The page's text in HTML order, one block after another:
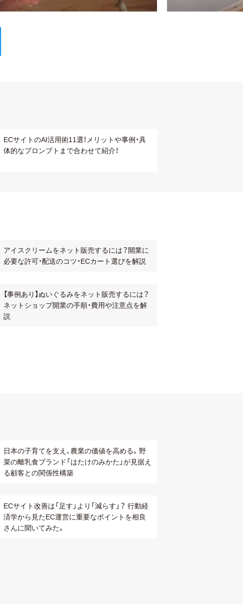
ECサイトのAI活用術11選！メリットや事例・具
体的なプロンプトまで合わせて紹介！
アイスクリームをネット販売するには？開業に
必要な許可・配送のコツ・ECカート選びを解説
【事例あり】ぬいぐるみをネット販売するには？
ネットショップ開業の手順・費用や注意点を解
説
日本の子育てを支え、農業の価値を高める。野
菜の離乳食ブランド「はたけのみかた」が見据え
る顧客との関係性構築
ECサイト改善は「足す」より「減らす」？ 行動経
済学から見たEC運営に重要なポイントを相良
さんに聞いてみた。